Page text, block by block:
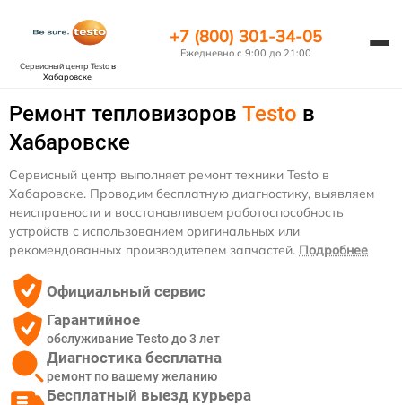
Сервисный центр Testoв
Хабаровске
+7 (800) 301-34-05
Ежедневно с 9:00 до 21:00
Ремонт тепловизоров Testo в
Хабаровске
Сервисный центр выполняет ремонт техники Testo в
Хабаровске. Проводим бесплатную диагностику, выявляем
неисправности и восстанавливаем работоспособность
устройств с использованием оригинальных или
рекомендованных производителем запчастей. Подробнее
Официальный сервис
Гарантийное
обслуживание Testo до 3 лет
Диагностика бесплатна
ремонт по вашему желанию
Бесплатный выезд курьера